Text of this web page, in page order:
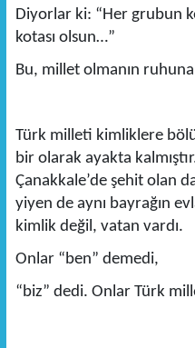
Diyorlar ki: “Her grubun
kotası olsun…”
Bu, millet olmanın
Türk milleti kimliklere
bir olarak ayakta
Çanakkale’de şehit olan
yiyen de aynı bayrağın
kimlik değil, vatan vardı.
Onlar “ben” demedi,
“biz” dedi. Onlar Türk